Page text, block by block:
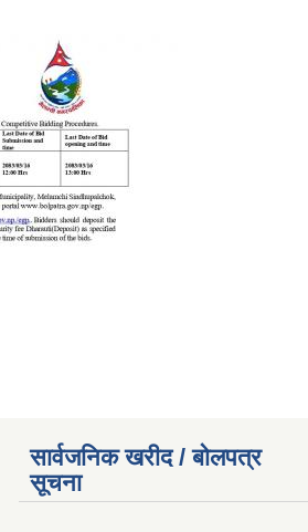
सार्वजनिक खरीद / बोलपत्र
सूचना